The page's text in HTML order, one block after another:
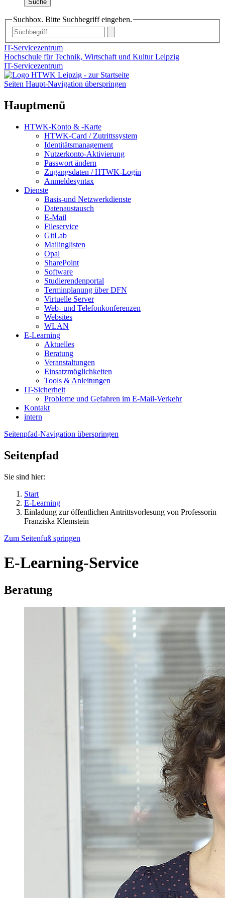
Suche
Suchbox. Bitte Suchbegriff eingeben.
IT-Servicezentrum
Hochschule für Technik, Wirtschaft und Kultur Leipzig
IT-Servicezentrum
Seiten Haupt-Navigation überspringen
Hauptmenü
HTWK-Konto & -Karte
HTWK-Card / Zutrittssystem
Identitätsmanagement
Nutzerkonto-Aktivierung
Passwort ändern
Zugangsdaten / HTWK-Login
Anmeldesyntax
Dienste
Basis-und Netzwerkdienste
Datenaustausch
E-Mail
Fileservice
GitLab
Mailinglisten
Opal
SharePoint
Software
Studierendenportal
Terminplanung über DFN
Virtuelle Server
Web- und Telefonkonferenzen
Websites
WLAN
E-Learning
Aktuelles
Beratung
Veranstaltungen
Einsatzmöglichkeiten
Tools & Anleitungen
IT-Sicherheit
Probleme und Gefahren im E-Mail-Verkehr
Kontakt
intern
Seitenpfad-Navigation überspringen
Seitenpfad
Sie sind hier:
Start
E-Learning
Einladung zur öffentlichen Antrittsvorlesung von Professorin
Franziska Klemstein
Zum Seitenfuß springen
E-Learning-Service
Beratung